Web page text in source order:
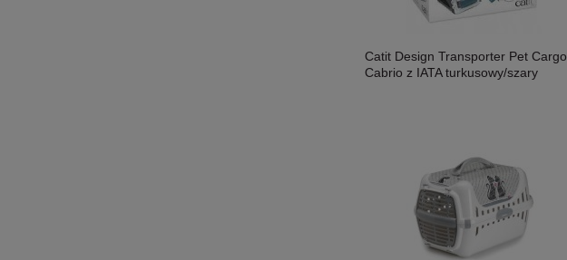
Catit Design Transporter Pet Cargo
Cabrio z IATA turkusowy/szary